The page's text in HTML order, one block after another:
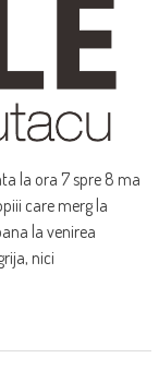
la ora 7 spre 8 ma
care merg la
la venirea
nici